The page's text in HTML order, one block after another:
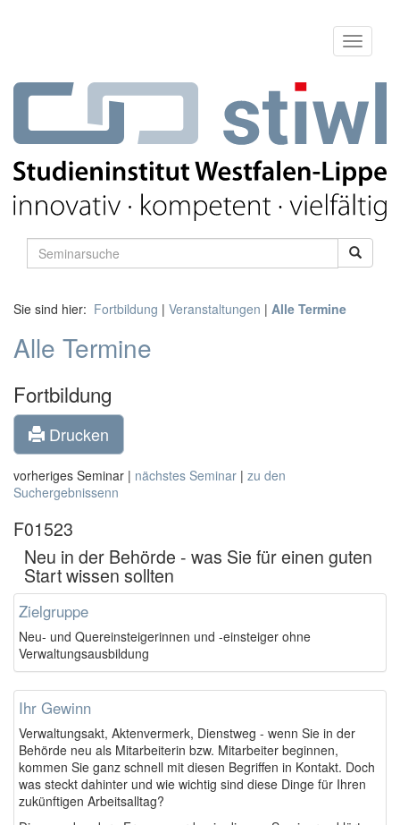
Sie sind hier: Fortbildung | Veranstaltungen | Alle Termine
Alle Termine
Fortbildung
Drucken
vorheriges Seminar | nächstes Seminar | zu den
Suchergebnissenn
F01523
Neu in der Behörde - was Sie für einen guten
Start wissen sollten
Zielgruppe
Neu- und Quereinsteigerinnen und -einsteiger ohne
Verwaltungsausbildung
Ihr Gewinn
Verwaltungsakt, Aktenvermerk, Dienstweg - wenn Sie in der
Behörde neu als Mitarbeiterin bzw. Mitarbeiter beginnen,
kommen Sie ganz schnell mit diesen Begriffen in Kontakt. Doch
was steckt dahinter und wie wichtig sind diese Dinge für Ihren
zukünftigen Arbeitsalltag?